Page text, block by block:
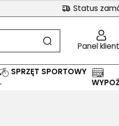
Status
Panel
SPRZĘT SPORTOWY